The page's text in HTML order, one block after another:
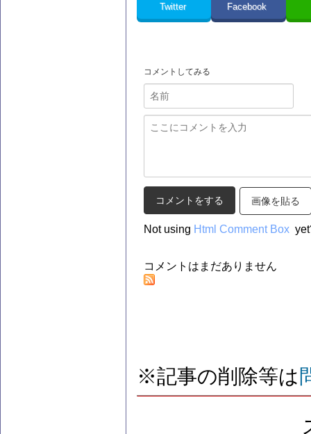
Twitter Facebook
コメントしてみる
画像を貼る
Not using Html Comment Box
コメントはまだありません
※記事の削除等は